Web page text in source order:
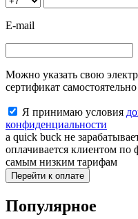
E-mail
Можно указать свою
сертификат самостоятельно
Я принимаю условия
конфиденциальности
a quick buck не
оплачивается клиентом
самым низким тарифам
Перейти к оплате
Популярное